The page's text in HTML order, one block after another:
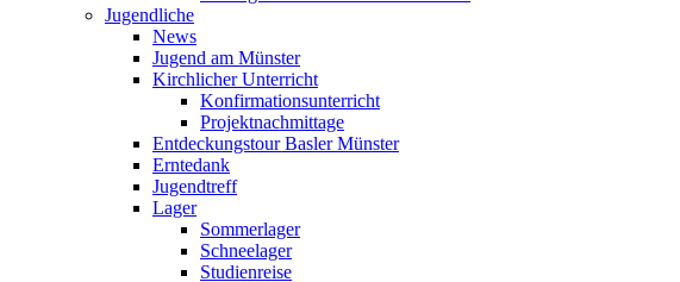
Jugendliche
News
Jugend am Münster
Kirchlicher Unterricht
Konfirmationsunterricht
Projektnachmittage
Entdeckungstour Basler Münster
Erntedank
Jugendtreff
Lager
Sommerlager
Schneelager
Studienreise